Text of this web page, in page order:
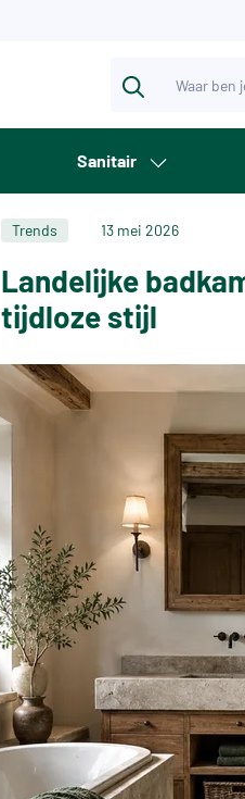
Sanitair
Trends 13 mei 2026
Landelijke
tijdloze stijl